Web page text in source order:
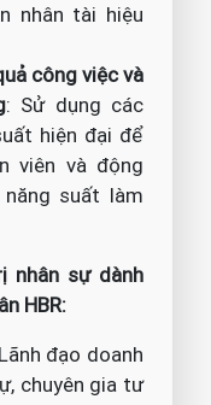
nhân tài hiệu
công việc và
: Sử dụng các
hiện đại để
viên và động
suất làm
nhân sự dành
HBR:
đạo doanh
chuyên gia tư